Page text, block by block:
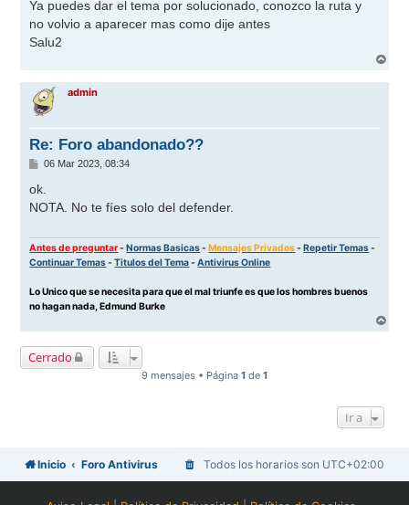
Ya puedes dar el tema por solucionado, conozco la ruta y
no volvio a aparecer mas como dije antes
Salu2
r
admin
Re: Foro abandonado??
M
n
a
06 Mar 2023, 08:34
ok.
NOTA. No te fíes solo del defender.
Antes de preguntar-Normas Basicas-Mensajes Privados-Repetir Temas-
Continuar Temas-Titulos del Tema-Antivirus Online
Lo Unico que se necesita para que el mal triunfe es que los hombres buenos
no hagan nada, Edmund Burke
r
Cerrado
9 mensajes • Página 1 de 1
Ir a
Inicio Foro Antivirus Todos los horarios son UTC+02:00